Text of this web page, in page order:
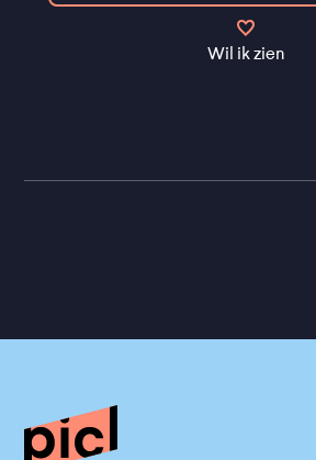
Wil ik zien